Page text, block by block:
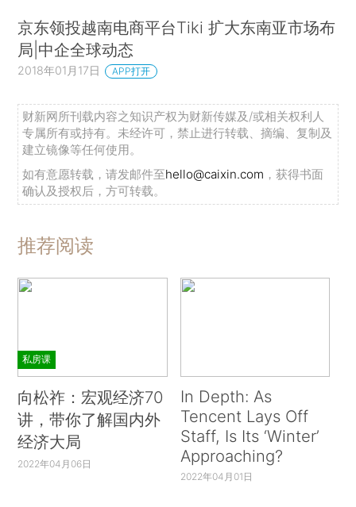
京东领投越南电商平台Tiki 扩大东南亚市场布
局|中企全球动态
2018年01月17日 APP打开
财新网所刊载内容之知识产权为财新传媒及/或相关权利人
专属所有或持有。未经许可，禁止进行转载、摘编、复制及
建立镜像等任何使用。
如有意愿转载，请发邮件至hello@caixin.com ，获得书面
确认及授权后，方可转载。
推荐阅读
私房课
向松祚：宏观经济70
讲，带你了解国内外
经济大局
2022年04月06日
In Depth: As
Tencent Lays Off
Staff, Is Its ‘Winter’
Approaching?
2022年04月01日